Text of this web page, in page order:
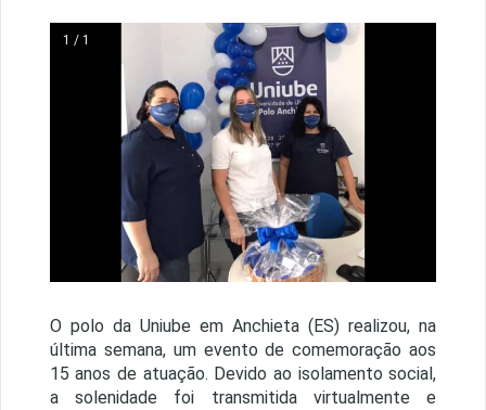
1 / 1
O polo da Uniube em Anchieta (ES) realizou, na
última semana, um evento de comemoração aos
15 anos de atuação. Devido ao isolamento social,
a solenidade foi transmitida virtualmente e